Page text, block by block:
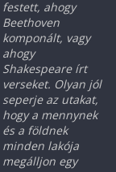
festett, ahogy
Beethoven
komponált, vagy
ahogy
Shakespeare írt
verseket. Olyan jól
seperje az utakat,
hogy a mennynek
és a földnek
minden lakója
megálljon egy